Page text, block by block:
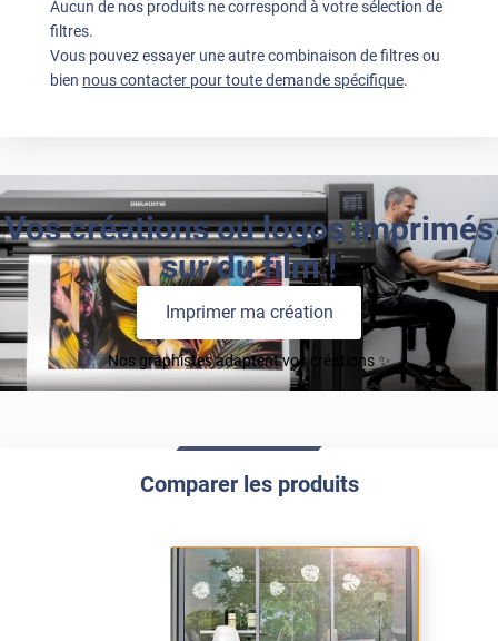
Aucun de nos produits ne correspond à votre sélection de
filtres.
Vous pouvez essayer une autre combinaison de filtres ou
bien nous contacter pour toute demande spécifique.
Vos créations ou logos imprimés
sur du film !
Imprimer ma création
Nos graphistes adaptent vos créations ✨
Comparer les produits